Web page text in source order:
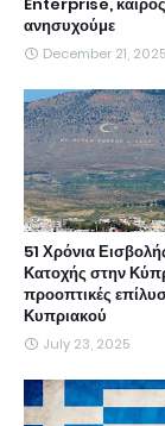
Enterprise,
ανησυχούμε
December 21, 2025
51 Χρόνια
Κατοχής στην
προοπτικές
Κυπριακού
July 23, 2025